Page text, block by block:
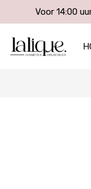
Voor 14:00